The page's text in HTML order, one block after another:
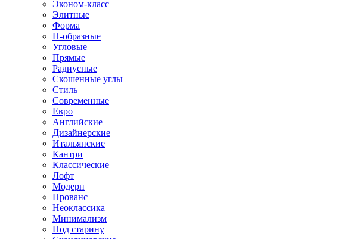
Эконом-класс
Элитные
Форма
П-образные
Угловые
Прямые
Радиусные
Скошенные углы
Стиль
Современные
Евро
Английские
Дизайнерские
Итальянские
Кантри
Классические
Лофт
Модерн
Прованс
Неоклассика
Минимализм
Под старину